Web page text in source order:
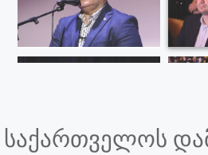
საქართველოს